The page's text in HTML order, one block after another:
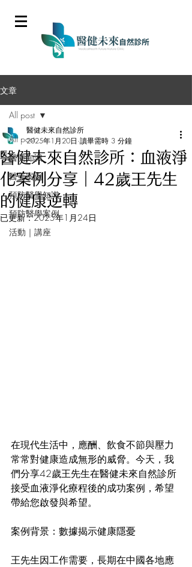
文章
All post
醫美知識
醫美案例
預防醫學知識
預防醫學案例
活動｜講座
All post
醫健未來自然診所：血液淨
化案例分享｜42歲王先生
的健康逆轉
醫健未來自然診所
2025年1月20日 讀畢需時 3 分鐘
已更新：2025年1月24日
在現代生活中，應酬、飲食不節與壓力
常常對健康造成無形的威脅。今天，我
們分享42歲王先生在醫健未來自然診所
接受血液淨化療程後的成功案例，希望
帶給您啟發與希望。
案例背景：數據揭示健康隱憂
王先生因工作需要，長期在中國各地應